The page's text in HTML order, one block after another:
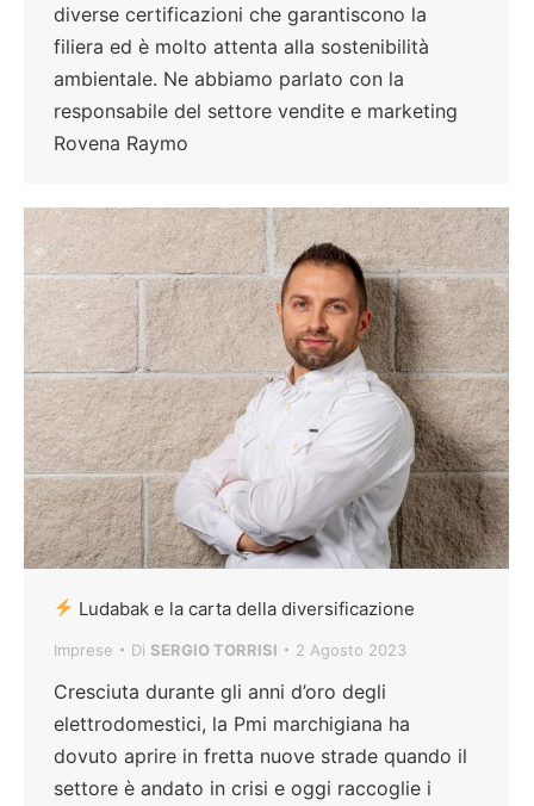
diverse certificazioni che garantiscono la
filiera ed è molto attenta alla sostenibilità
ambientale. Ne abbiamo parlato con la
responsabile del settore vendite e marketing
Rovena Raymo
Ludabak e la carta della diversificazione
Imprese Di SERGIO TORRISI 2 Agosto 2023
Cresciuta durante gli anni d’oro degli
elettrodomestici, la Pmi marchigiana ha
dovuto aprire in fretta nuove strade quando il
settore è andato in crisi e oggi raccoglie i